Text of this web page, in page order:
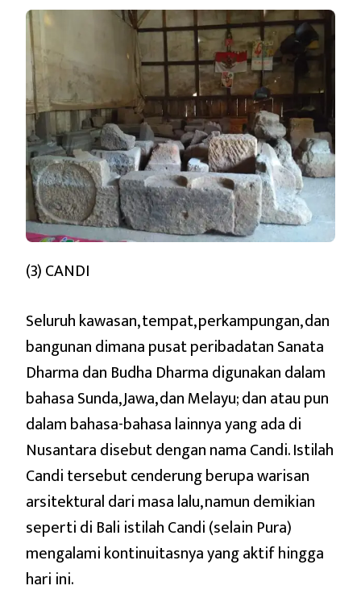
PENGANTAR
KE
ARAH
VISHATA
BOJONGMENJE
(3) CANDI
Seluruh kawasan, tempat, perkampungan, dan
bangunan dimana pusat peribadatan Sanata
Dharma dan Budha Dharma digunakan dalam
bahasa Sunda, Jawa, dan Melayu; dan atau pun
dalam bahasa-bahasa lainnya yang ada di
Nusantara disebut dengan nama Candi. Istilah
Candi tersebut cenderung berupa warisan
arsitektural dari masa lalu, namun demikian
seperti di Bali istilah Candi (selain Pura)
mengalami kontinuitasnya yang aktif hingga
hari ini.